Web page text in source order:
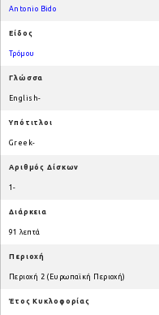
Antonio Bido
Είδος
Τρόμου
Γλώσσα
English-
Υπότιτλοι
Greek-
Αριθμός Δίσκων
1-
Διάρκεια
91 λεπτά
Περιοχή
Περιοχή 2 (Ευρωπαϊκή Περιοχή)
Έτος Κυκλοφορίας